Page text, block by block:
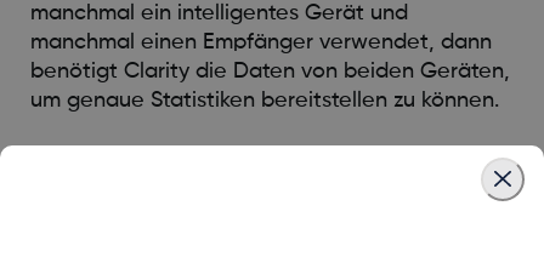
manchmal ein intelligentes Gerät und
manchmal einen Empfänger verwendet, dann
benötigt Clarity die Daten von beiden Geräten,
um genaue Statistiken bereitstellen zu können.